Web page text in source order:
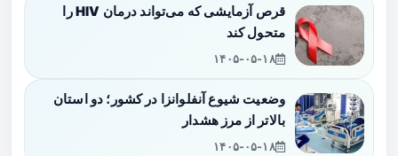
قرص آزمایشی که می‌تواند درمان HIV را
متحول کند
۱۴۰۵-۰۵-۱۸
وضعیت شیوع آنفلوانزا در کشور؛ دو استان
بالاتر از مرز هشدار
۱۴۰۵-۰۵-۱۸